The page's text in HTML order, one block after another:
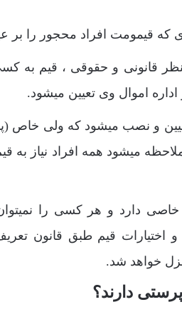
قیمومت افراد محجور را بر
قانونی و حقوقی ، قیم به
اموال وی تعیین میشود.
و نصب میشود که ولی خاص
میشود همه افراد نیاز به
دارد و هر کسی را
اختیارات قیم طبق قانون
خواهد شد.
دارند؟